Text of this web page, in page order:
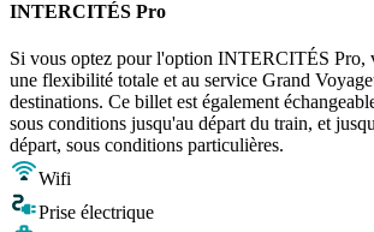
INTERCITÉS Pro
Si vous optez pour l'option INTERCITÉS Pro,
une flexibilité totale et au service Grand
destinations. Ce billet est également
sous conditions jusqu'au départ du train, et
départ, sous conditions particulières.
Wifi
Prise électrique